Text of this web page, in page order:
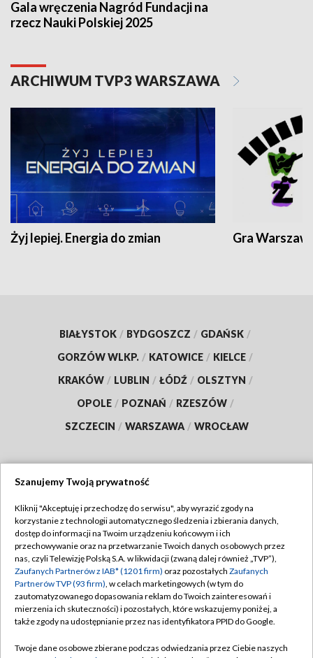
Gala wręczenia Nagród Fundacji na
rzecz Nauki Polskiej 2025
ARCHIWUM TVP3 WARSZAWA
Żyj lepiej. Energia do zmian Gra
BIAŁYSTOK / BYDGOSZCZ / GDAŃSK /
GORZÓW WLKP. / KATOWICE / KIELCE /
KRAKÓW / LUBLIN / ŁÓDŹ / OLSZTYN /
OPOLE / POZNAŃ / RZESZÓW /
SZCZECIN / WARSZAWA / WROCŁAW
TVP
Abonament TVP
Emisja w TVP
Centrum informacji TVP
Naziemna Telewizja Cyfrowa
Regulamin TVP
Polityka prywatności
Moje zgody
Pomoc
Szanujemy Twoją prywatność
Kliknij "Akceptuję i przechodzę do serwisu", aby wyrazić zgody na
korzystanie z technologii automatycznego śledzenia i zbierania danych,
dostęp do informacji na Twoim urządzeniu końcowym i ich
przechowywanie oraz na przetwarzanie Twoich danych osobowych przez
nas, czyli Telewizję Polską S.A. w likwidacji (zwaną dalej również „TVP”),
Zaufanych Partnerów z IAB* (1201 firm) oraz pozostałych Zaufanych
Partnerów TVP (93 firm), w celach marketingowych (w tym do
zautomatyzowanego dopasowania reklam do Twoich zainteresowań i
mierzenia ich skuteczności) i pozostałych, które wskazujemy poniżej, a
także zgody na udostępnianie przez nas identyfikatora PPID do Google.
Twoje dane osobowe zbierane podczas odwiedzania przez Ciebie naszych